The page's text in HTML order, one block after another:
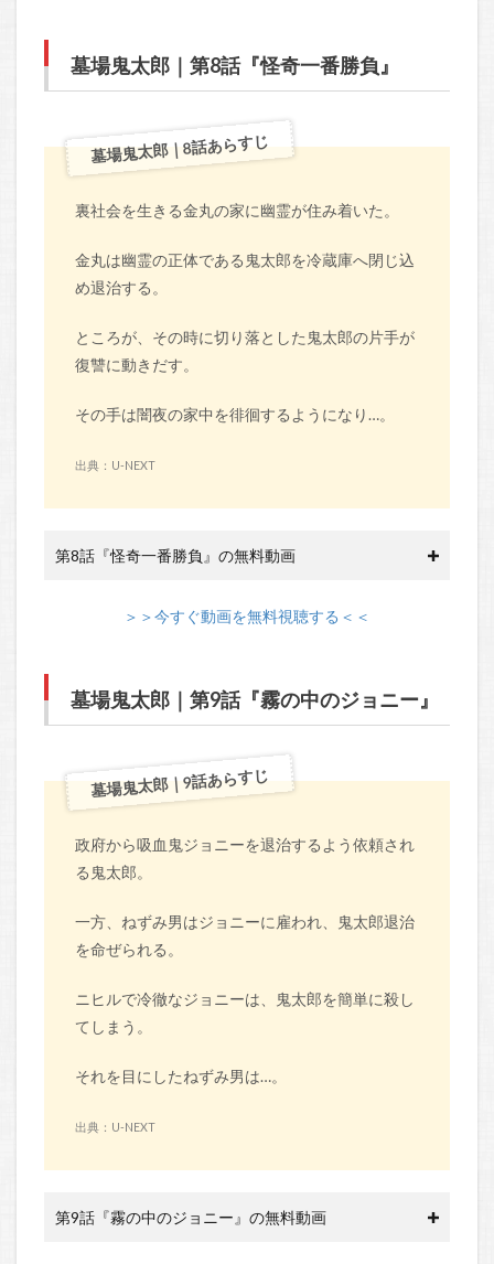
墓場鬼太郎｜第8話『怪奇一番勝負』
墓場鬼太郎｜8話あらすじ
裏社会を生きる金丸の家に幽霊が住み着いた。
金丸は幽霊の正体である鬼太郎を冷蔵庫へ閉じ込
め退治する。
ところが、その時に切り落とした鬼太郎の片手が
復讐に動きだす。
その手は闇夜の家中を徘徊するようになり…。
出典：U-NEXT
第8話『怪奇一番勝負』の無料動画
＞＞今すぐ動画を無料視聴する＜＜
墓場鬼太郎｜第9話『霧の中のジョニー』
墓場鬼太郎｜9話あらすじ
政府から吸血鬼ジョニーを退治するよう依頼され
る鬼太郎。
一方、ねずみ男はジョニーに雇われ、鬼太郎退治
を命ぜられる。
ニヒルで冷徹なジョニーは、鬼太郎を簡単に殺し
てしまう。
それを目にしたねずみ男は…。
出典：U-NEXT
第9話『霧の中のジョニー』の無料動画